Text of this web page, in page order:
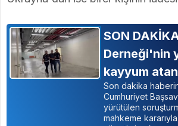
SON
Derneği'nin
kayyum
Son dakika
Cumhuriyet
yürütülen
mahkeme